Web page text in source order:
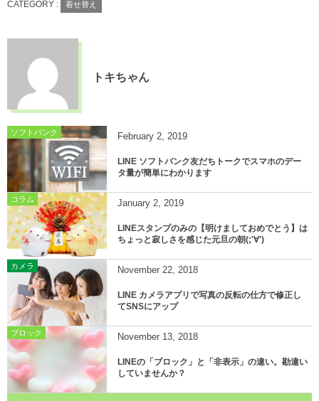
CATEGORY : 着せ替え
トキちゃん
ソフトバンク February 2 2019
LINE ソフトバンク友だちトークでスマホのデー
タ量が簡単にわかります
コラム January 2 2019
LINEスタンプのみの【明けましておめでとう】は
ちょっと寂しさを感じた元旦の朝(;'∀')
カメラ November 22 2018
LINE カメラアプリで写真の反転の仕方で修正し
てSNSにアップ
ブロック November 13 2018
LINEの「ブロック」と「非表示」の違い。勘違い
していませんか？